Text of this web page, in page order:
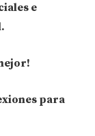
e
para